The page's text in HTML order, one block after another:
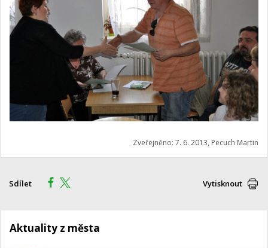
Zveřejněno: 7. 6. 2013, Pecuch Martin
Sdílet Vytisknout
Aktuality z města